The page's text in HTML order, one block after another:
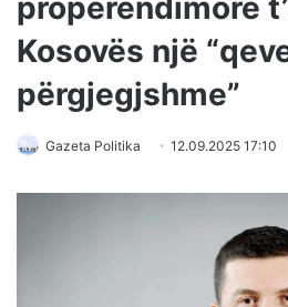
properëndimore
Kosovës një
përgjegjshme”
Gazeta Politika 12.09.2025 17:10